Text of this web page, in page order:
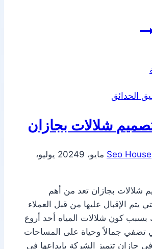
الحدائق
شلالات بجازان
Seo House
9 يوليو،
شلالات بجازان تعد من أهم
يتم الإقبال عليها من قبل العملاء
بسبب كون شلالات المياه أحد أروع
تضفي جمالاً وحياة على المساحات
جازان تتميز الشركة بإبداعها في